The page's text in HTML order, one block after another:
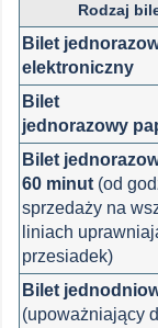
Rodzaj
Bilet
elektroniczny
Bilet
jednorazowy
Bilet
60 minut (od
sprzedaży na
liniach
przesiadek)
Bilet
(upoważniający